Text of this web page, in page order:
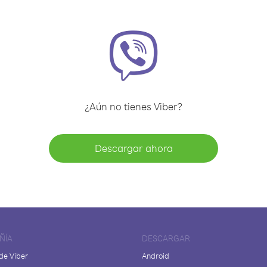
¿Aún no tienes Viber?
Descargar ahora
Viber
DESCARGAR
Android